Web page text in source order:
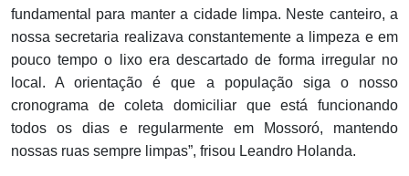
fundamental para manter a cidade limpa. Neste canteiro, a
nossa secretaria realizava constantemente a limpeza e em
pouco tempo o lixo era descartado de forma irregular no
local. A orientação é que a população siga o nosso
cronograma de coleta domiciliar que está funcionando
todos os dias e regularmente em Mossoró, mantendo
nossas ruas sempre limpas”, frisou Leandro Holanda.